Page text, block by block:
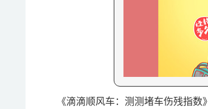
《滴滴顺风车：测测堵车伤残指数》